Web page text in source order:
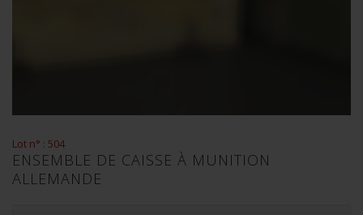
Lot n° : 504
ENSEMBLE DE CAISSE À MUNITION
ALLEMANDE